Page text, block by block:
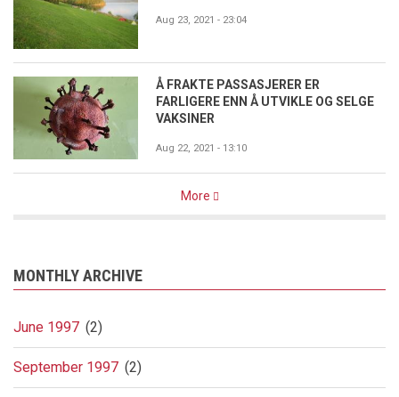
Aug 23, 2021 - 23:04
Å FRAKTE PASSASJERER ER
FARLIGERE ENN Å UTVIKLE OG SELGE
VAKSINER
Aug 22, 2021 - 13:10
More
MONTHLY ARCHIVE
June 1997 (2)
September 1997 (2)